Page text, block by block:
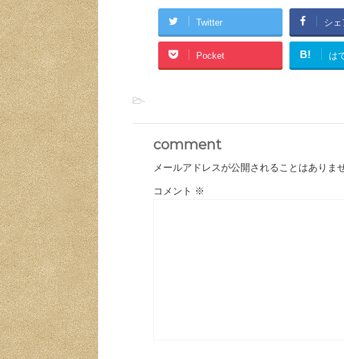
Twitter シェ
Pocket B! は
-
comment
メールアドレスが公開されることはありませ
コメント ※